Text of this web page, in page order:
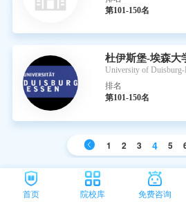
第101-150名
杜伊斯堡-埃森大
University of Duisburg-
排名
第101-150名
1 2 3 4 5
首页 院校库 免费咨询